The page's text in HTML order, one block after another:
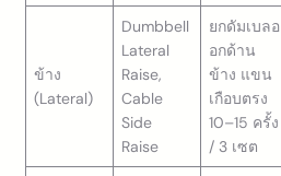
ข้าง
(Lateral)
Dumbbell
Lateral
Raise,
Cable
Side
Raise
ยกดัมเบลอ
อกด้าน
ข้าง แขน
เกือบตรง
10–15 ครั้ง
/ 3 เซต